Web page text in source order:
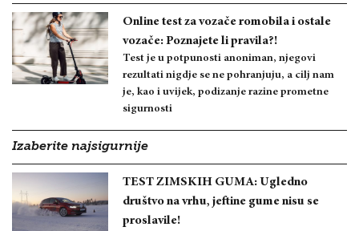
Online test za vozače romobila i ostale
vozače: Poznajete li pravila?!
Test je u potpunosti anoniman, njegovi
rezultati nigdje se ne pohranjuju, a cilj nam
je, kao i uvijek, podizanje razine prometne
sigurnosti
Izaberite najsigurnije
TEST ZIMSKIH GUMA: Ugledno
društvo na vrhu, jeftine gume nisu se
proslavile!